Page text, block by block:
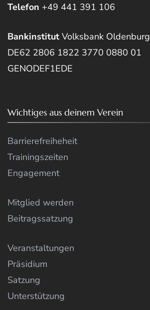
Telefon +49 441 391 106
Bankinstitut Volksbank Oldenburg
DE62 2806 1822 3770 0880 01
GENODEF1EDE
Wichtiges aus deinem Verein
Barrierefreiheheit
Trainingszeiten
Engagement
Mitglied werden
Beitragssatzung
Veranstaltungen
Präsidium
Satzung
Unterstützung